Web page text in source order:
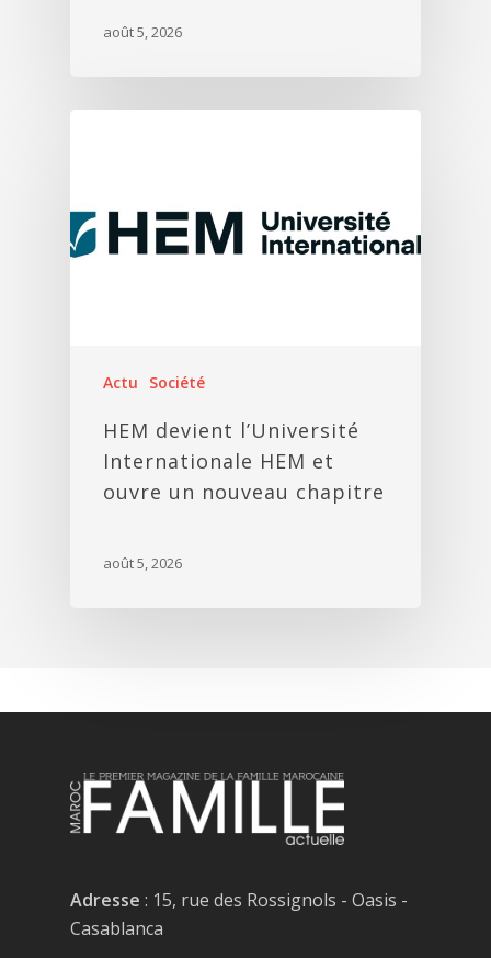
août 5, 2026
Actu Société
HEM devient l’Université
Internationale HEM et
ouvre un nouveau chapitre
août 5, 2026
Adresse : 15, rue des Rossignols - Oasis -
Casablanca